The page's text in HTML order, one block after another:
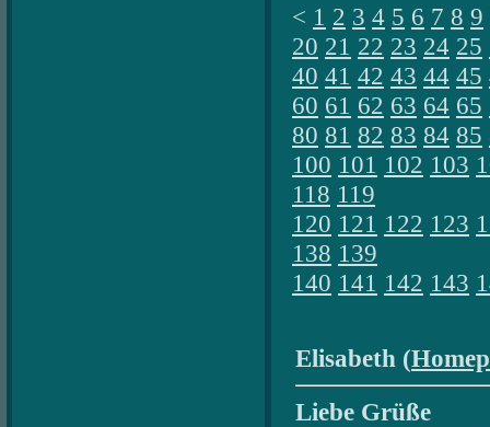
< 1 2 3 4 5 6 7 8 9
20 21 22 23 24 25
40 41 42 43 44 45
60 61 62 63 64 65
80 81 82 83 84 85
100 101 102 103
118 119
120 121 122 123
138 139
140 141 142 143
Elisabeth (
Liebe Grüße